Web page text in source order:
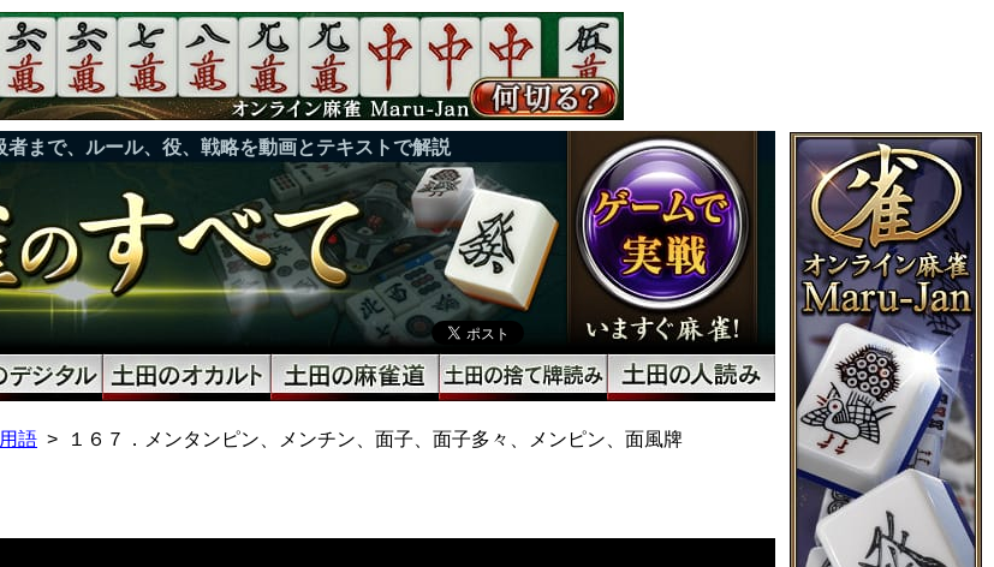
まで、ルール、役、戦略を動画とテキストで解説
語 １６７．メンタンピン、メンチン、面子、面子多々、メンピン、面風牌